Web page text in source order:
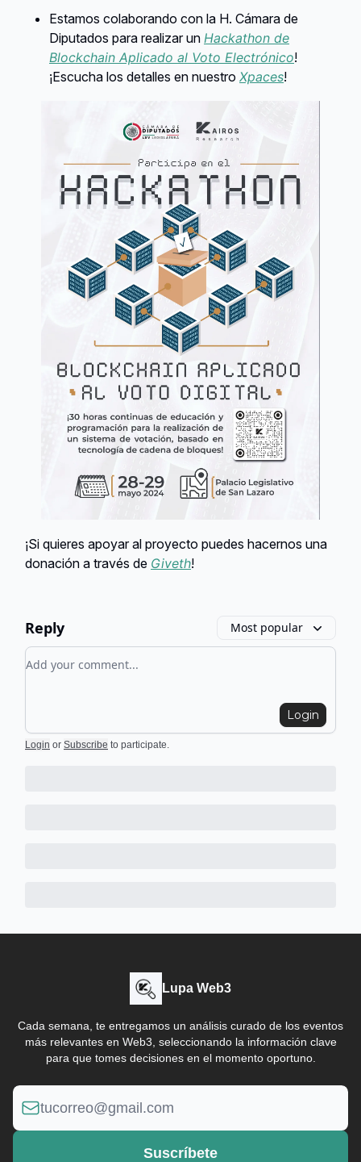
Estamos colaborando con la H. Cámara de
Diputados para realizar un Hackathon de
Blockchain Aplicado al Voto Electrónico!
¡Escucha los detalles en nuestro Xpaces!
¡Si quieres apoyar al proyecto puedes hacernos una
donación a través de Giveth!
Reply Most popular
Add your comment
Login
Login or Subscribe to participate
Lupa Web3
Cada semana, te entregamos un análisis curado de los eventos
más relevantes en Web3, seleccionando la información clave
para que tomes decisiones en el momento oportuno.